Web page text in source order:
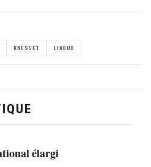
KNESSET LIKOUD
élargi